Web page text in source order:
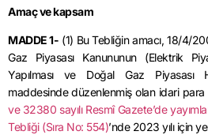
Amaç ve kapsam
MADDE 1- (1) Bu Tebliğin amacı,18/4/
Gaz Piyasası Kanununun (Elektrik
Yapılması ve Doğal Gaz
maddesinde düzenlenmiş olan idari para
ve 32380 sayılı Resmî Gazete’de
Tebliği (Sıra No: 554)’nde2023 yılı için